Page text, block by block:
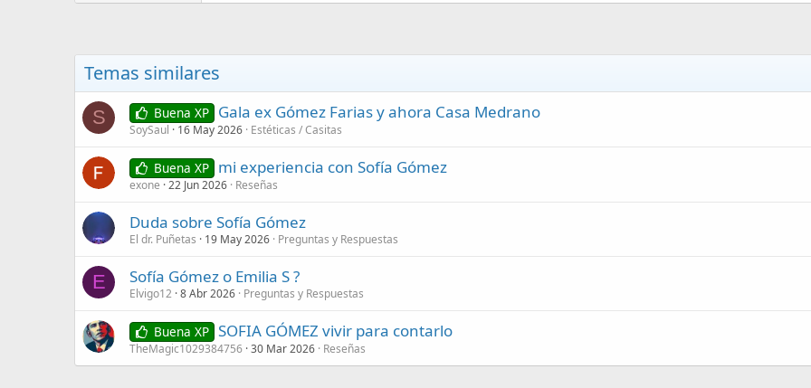
Temas similares
S Buena XP Gala ex Gómez Farias y ahora Casa Medrano
SoySaul 16 May 2026 Estéticas / Casitas
Buena XP mi experiencia con Sofía Gómez
exone 22 Jun 2026 Reseñas
Duda sobre Sofía Gómez
El dr. Puñetas 19 May 2026 Preguntas y Respuestas
E Sofía Gómez o Emilia S ?
Elvigo12 8 Abr 2026 Preguntas y Respuestas
Buena XP SOFIA GÓMEZ vivir para contarlo
TheMagic1029384756 30 Mar 2026 Reseñas